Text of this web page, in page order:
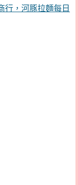
行，河豚拉麵每日